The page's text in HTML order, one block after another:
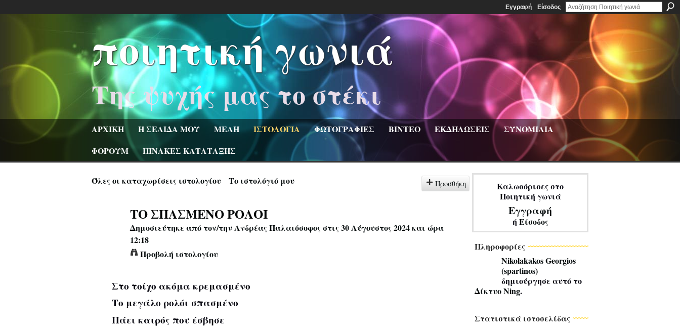
Εγγραφή Είσοδος
ποιητική γωνιά
Της ψυχής μας το στέκι
ΑΡΧΙΚΗ Η ΣΕΛΙΔΑ ΜΟΥ ΜΕΛΗ ΙΣΤΟΛΟΓΙΑ ΦΩΤΟΓΡΑΦΙΕΣ ΒΙΝΤΕΟ ΕΚΔΗΛΩΣΕΙΣ
ΣΥΝΟΜΙΛΙΑ
ΦΟΡΟΥΜ
ΠΙΝΑΚΕΣ ΚΑΤΑΤΑΞΗΣ
Όλες οι καταχωρίσεις ιστολογίου Το ιστολόγιό μου Προσθήκη
ΤΟ ΣΠΑΣΜΕΝΟ ΡΟΛΟΙ
Δημοσιεύτηκε από τον/τηνΑνδρέας Παλαιόσοφοςστις 30 Αύγουστος 2024 και ώρα
12:18
Προβολή ιστολογίου
Στο τοίχο ακόμα κρεμασμένο
Το μεγάλο ρολόι σπασμένο
Πάει καιρός που έσβησε
Καλωσόρισες στο
Ποιητική γωνιά
Εγγραφή
ή Είσοδος
Πληροφορίες
Nikolakakos Georgios
(spartinos)
δημιούργησε αυτό το
Δίκτυο Ning.
Στατιστικά ιστοσελίδας